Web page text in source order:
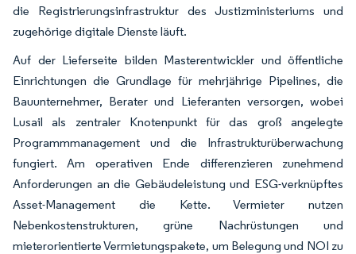
die Registrierungsinfrastruktur des Justizministeriums und
zugehörige digitale Dienste läuft.
Auf der Lieferseite bilden Masterentwickler und öffentliche
Einrichtungen die Grundlage für mehrjährige Pipelines, die
Bauunternehmer, Berater und Lieferanten versorgen, wobei
Lusail als zentraler Knotenpunkt für das groß angelegte
Programmmanagement und die Infrastrukturüberwachung
fungiert. Am operativen Ende differenzieren zunehmend
Anforderungen an die Gebäudeleistung und ESG-verknüpftes
Asset-Management die Kette. Vermieter nutzen
Nebenkostenstrukturen, grüne Nachrüstungen und
mieterorientierte Vermietungspakete, um Belegung und NOI zu